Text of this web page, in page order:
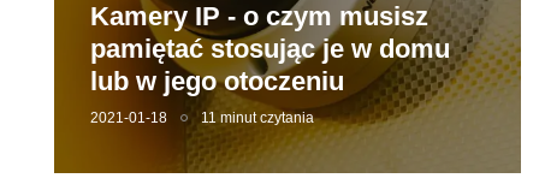
Kamery IP - o czym musisz
pamiętać stosując je w domu
lub w jego otoczeniu
2021-01-18 11 minut czytania